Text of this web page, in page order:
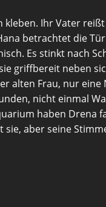
Ihr Vater
betrachtet die
Es stinkt nach
griffbereit neben
alten Frau, nur
nicht einmal
haben
aber seine